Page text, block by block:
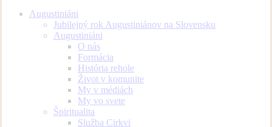
Augustiniáni
Jubilejný rok Augustiniánov na Slovensku
Augustiniáni
O nás
Formácia
História rehole
Život v komunite
My v médiách
My vo svete
Špiritualita
Služba Cirkvi